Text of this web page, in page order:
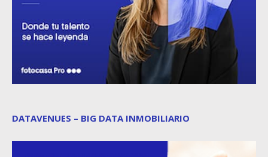
DATAVENUES – BIG DATA INMOBILIARIO